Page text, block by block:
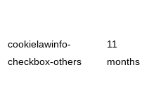
cookielawinfo-
checkbox-others
11
months